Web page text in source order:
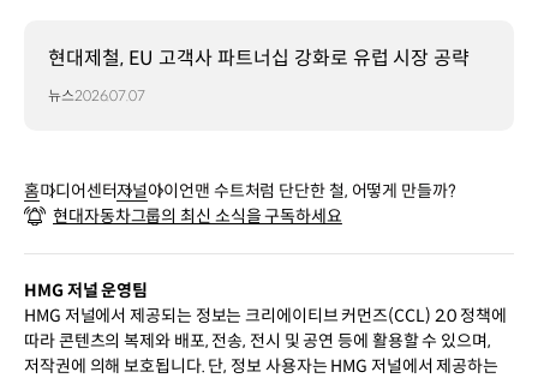
현대제철, EU 고객사 파트너십 강화로 유럽 시장 공략
뉴스2026.07.07
홈미디어센터저널아이언맨 수트처럼 단단한 철, 어떻게 만들까?
현대자동차그룹의 최신 소식을 구독하세요
HMG 저널 운영팀
HMG 저널에서 제공되는 정보는 크리에이티브 커먼즈(CCL) 2.0 정책에
따라 콘텐츠의 복제와 배포, 전송, 전시 및 공연 등에 활용할 수 있으며,
저작권에 의해 보호됩니다. 단, 정보 사용자는 HMG 저널에서 제공하는